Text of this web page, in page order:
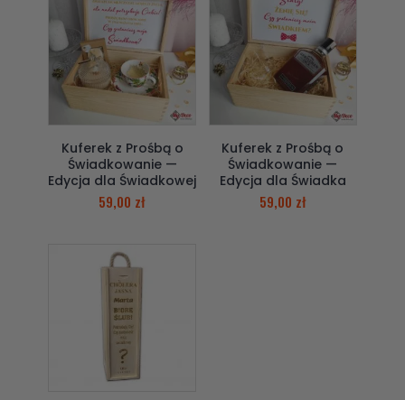
Kuferek z Prośbą o
Świadkowanie —
Edycja dla Świadkowej
59,00 zł
Kuferek z Prośbą o
Świadkowanie —
Edycja dla Świadka
59,00 zł